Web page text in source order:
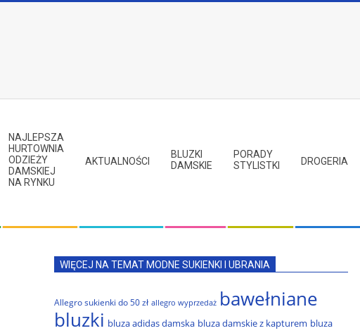
NAJLEPSZA
HURTOWNIA
ODZIEŻY
DAMSKIEJ
NA RYNKU
AKTUALNOŚCI
BLUZKI
DAMSKIE
PORADY
STYLISTKI
DROGERIA
WIĘCEJ NA TEMAT MODNE SUKIENKI I UBRANIA
Allegro sukienki do 50 zł allegro wyprzedaż bawełniane
bluzki bluza adidas damska bluza damskie z kapturem bluza